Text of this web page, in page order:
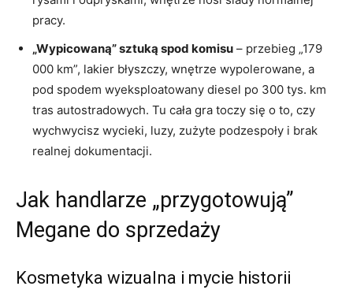
pracy.
„Wypicowaną” sztuką spod komisu – przebieg „179
000 km”, lakier błyszczy, wnętrze wypolerowane, a
pod spodem wyeksploatowany diesel po 300 tys. km
tras autostradowych. Tu cała gra toczy się o to, czy
wychwycisz wycieki, luzy, zużyte podzespoły i brak
realnej dokumentacji.
Jak handlarze „przygotowują”
Megane do sprzedaży
Kosmetyka wizualna i mycie historii